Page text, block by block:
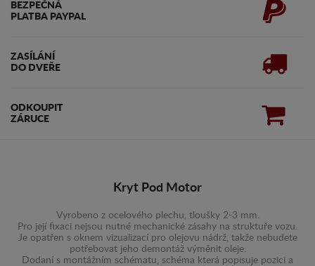
BEZPEČNÁ
PLATBA PAYPAL
ZASÍLÁNÍ
DO DVEŘE
ODKOUPIT
ZÁRUCE
Kryt Pod Motor
Vyrobeno z ocelového plechu, tloušky 2-3 mm.
Pro její fixaci nejsou nutné mechanické zásahy na struktuře vozu.
Je opatřen s oknem vizualizací pro olejovu nádrž, takže nebudete
potřebovat jeho demontáž výměnit oleje.
Dodaní s montážním schématu, schéma která popisuje pozici a